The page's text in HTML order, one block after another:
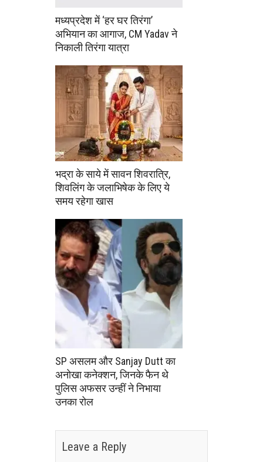
मध्यप्रदेश में ‘हर घर तिरंगा’
अभियान का आगाज, CM Yadav ने
निकाली तिरंगा यात्रा
भद्रा के साये में सावन शिवरात्रि,
शिवलिंग के जलाभिषेक के लिए ये
समय रहेगा खास
SP असलम और Sanjay Dutt का
अनोखा कनेक्शन, जिनके फैन थे
पुलिस अफसर उन्हीं ने निभाया
उनका रोल
Leave a Reply